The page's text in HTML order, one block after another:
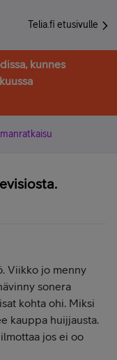
Telia.fi etusivulle
kunnes
Viikko jo menny
sonera
kohta ohi. Miksi
kauppa huijjausta.
jos ei oo